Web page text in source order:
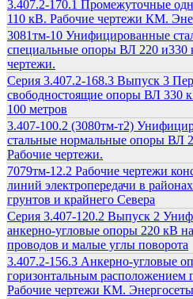
3.407.2-170.1 Промежуточные
110 кВ. Рабочие чертежи КМ.
3081тм-10 Унифицированные
специальные опоры ВЛ 220 и330
чертежи.
Серия 3.407.2-168.3 Выпуск 3
свободностоящие опоры ВЛ 330
100 метров
3.407-100.2 (3080тм-т2)
стальные нормальные опоры ВЛ
Рабочие чертежи.
7079тм-12.2 Рабочие чертежи
линий электропередачи в
грунтов и крайнего Севера
Серия 3.407-120.2 Выпуск 2
анкерно-угловые опоры 220 кВ
проводов и малые углы поворота
3.407.2-156.3 Анкерно-угловые
горизонтальным расположением
Рабочие чертежи КМ.